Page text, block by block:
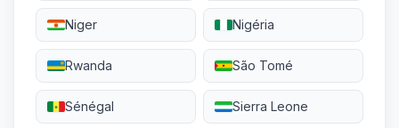
Niger Nigéria
Rwanda São Tomé
Sénégal Sierra Leone